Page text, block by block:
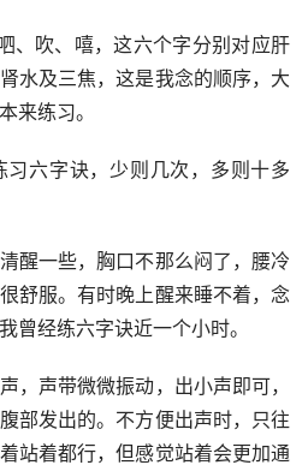
、吹、嘻，这六个字分别对应肝
水及三焦，这是我念的顺序，大
来练习。
六字诀，少则几次，多则十多
醒一些，胸口不那么闷了，腰冷
舒服。有时晚上醒来睡不着，念
曾经练六字诀近一个小时。
，声带微微振动，出小声即可，
部发出的。不方便出声时，只往
站着都行，但感觉站着会更加通